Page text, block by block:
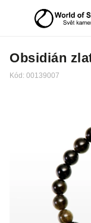
Obsidián
Kód: 00139007